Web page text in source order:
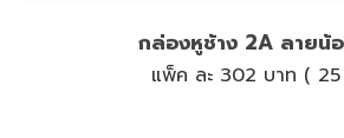
กล่องหูช้าง 2A ลายน้
แพ็ค ละ 302 บาท ( 25